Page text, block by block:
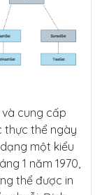
cung cấp
thực thể ngày
một kiểu
1 năm 1970,
thể được in